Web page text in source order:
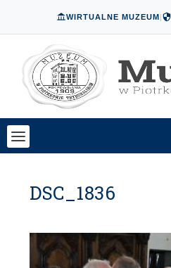
WIRTUALNE MUZEUM|
DSC_1836